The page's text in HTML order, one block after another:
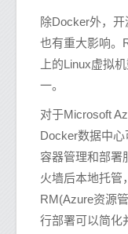
除Docker外，
也有重大影响。
上的Linux虚拟
一。
对于Microsoft
Docker数据中
容器管理和部署
火墙后本地托管
RM(Azure资源
行部署可以简化